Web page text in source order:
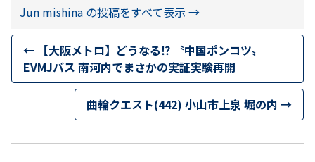
Jun mishina の投稿をすべて表示 →
← 【大阪メトロ】どうなる⁉ 〝中国ポンコツ〟
EVMJバス 南河内でまさかの実証実験再開
曲輪クエスト(442) 小山市上泉 堀の内 →